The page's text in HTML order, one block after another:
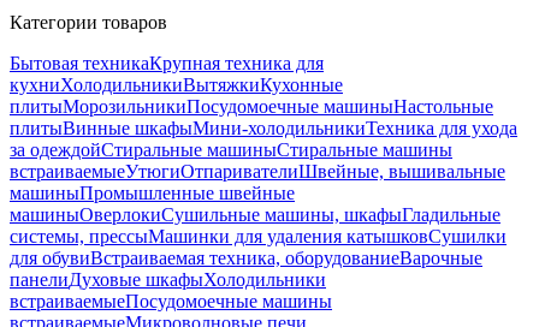
Категории товаров
Бытовая техникаКрупная техника для
кухниХолодильникиВытяжкиКухонные
плитыМорозильникиПосудомоечные машиныНастольные
плитыВинные шкафыМини-холодильникиТехника для ухода
за одеждойСтиральные машиныСтиральные машины
встраиваемыеУтюгиОтпаривателиШвейные, вышивальные
машиныПромышленные швейные
машиныОверлокиСушильные машины, шкафыГладильные
системы, прессыМашинки для удаления катышковСушилки
для обувиВстраиваемая техника, оборудованиеВарочные
панелиДуховые шкафыХолодильники
встраиваемыеПосудомоечные машины
встраиваемыеМикроволновые печи